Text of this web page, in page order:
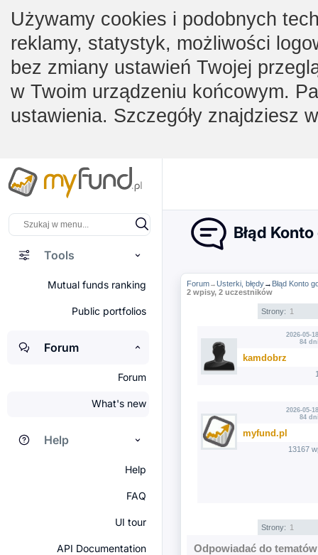
Używamy cookies i podobnych
reklamy, statystyk, możliwości
bez zmiany ustawień Twojej
w Twoim urządzeniu końcowym.
ustawienia. Szczegóły znajdziesz
Tools
Mutual funds ranking
Public portfolios
Forum
Forum
What's new
Help
Help
FAQ
UI tour
API Documentation
Błąd
Forum→Usterki, błędy→ Błąd Konto
2 wpisy, 2 uczestników
Strony: 1
2026-05-
84
kamdobrz
2026-05-
84
myfund.pl
13167
Strony: 1
Odpowiadać do